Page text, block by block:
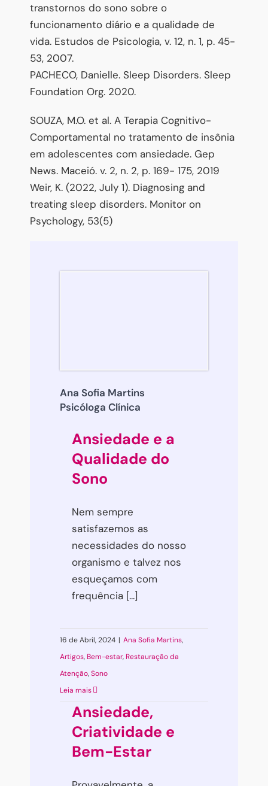
transtornos do sono sobre o
funcionamento diário e a qualidade de
vida. Estudos de Psicologia, v. 12, n. 1, p. 45-
53, 2007.
PACHECO, Danielle. Sleep Disorders. Sleep
Foundation Org. 2020.
SOUZA, M.O. et al. A Terapia Cognitivo-
Comportamental no tratamento de insônia
em adolescentes com ansiedade. Gep
News. Maceió. v. 2, n. 2, p. 169- 175, 2019
Weir, K. (2022, July 1). Diagnosing and
treating sleep disorders. Monitor on
Psychology, 53(5)
Ana Sofia Martins
Psicóloga Clínica
Ansiedade e a
Qualidade do
Sono
Nem sempre
satisfazemos as
necessidades do nosso
organismo e talvez nos
esqueçamos com
frequência [...]
16 de Abril, 2024 | Ana Sofia Martins,
Artigos, Bem-estar, Restauração da
Atenção,Sono
Leia mais
Ansiedade,
Criatividade e
Bem-Estar